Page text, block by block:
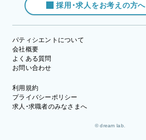
採用・求人をお考えの方へ
パティシエントについて
会社概要
よくある質問
お問い合わせ
利用規約
プライバシーポリシー
求人・求職者のみなさまへ
© dream lab.